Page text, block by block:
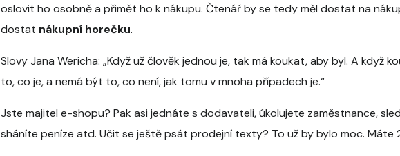
oslovit ho osobně a přimět ho k nákupu. Čtenář by se tedy měl dostat na
dostat nákupní horečku.
Slovy Jana Wericha: „Když už člověk jednou je, tak má koukat, aby byl. A když
to, co je, a nemá být to, co není, jak tomu v mnoha případech je.“
Jste majitel e-shopu? Pak asi jednáte s dodavateli, úkolujete zaměstnance,
sháníte peníze atd. Učit se ještě psát prodejní texty? To už by bylo moc. Máte